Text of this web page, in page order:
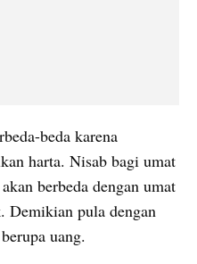
beda karena
harta. Nisab bagi umat
berbeda dengan umat
Demikian pula dengan
uang.